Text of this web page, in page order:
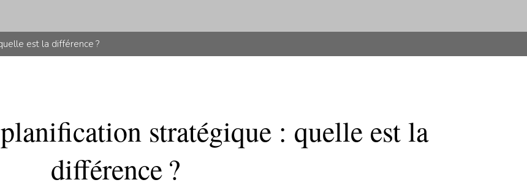
est la différence ?
stratégique : quelle est la
différence ?